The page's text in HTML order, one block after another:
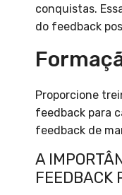
conquistas.
do feedback
Proporcione
feedback para
feedback de
A
FEEDBACK